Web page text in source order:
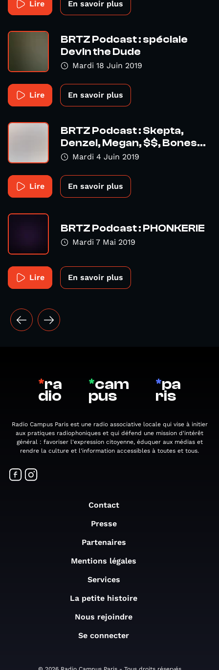
Lire En savoir plus
BRTZ Podcast : spéciale
Devin the Dude
Mardi 18 Juin 2019
Lire En savoir plus
BRTZ Podcast : Skepta,
Denzel, Megan, $$, Bones...
Mardi 4 Juin 2019
Lire En savoir plus
BRTZ Podcast : PHONKERIE
Mardi 7 Mai 2019
Lire En savoir plus
*ra
dio
*cam
pus
*pa
ris
Radio Campus Paris est une radio associative locale qui vise à initier
aux pratiques radiophoniques et qui défend une mission d'intérêt
général : favoriser l'expression citoyenne, éduquer aux médias et
rendre la culture et l'information accessibles à toutes et tous.
Contact
Presse
Partenaires
Mentions légales
Services
La petite histoire
Nous rejoindre
Se connecter